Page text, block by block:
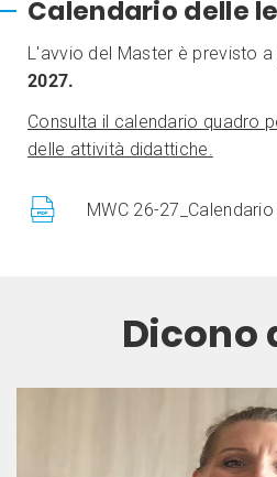
Calendario delle
L'avvio del Master è previsto
2027.
Consulta il calendario quadro
delle attività didattiche.
MWC 26-
Dicono